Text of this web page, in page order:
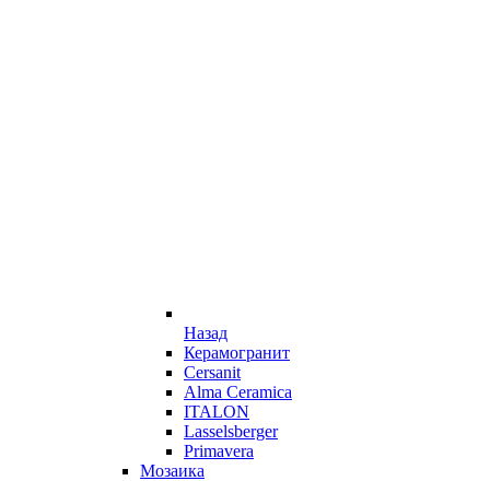
Назад
Керамогранит
Cersanit
Alma Ceramica
ITALON
Lasselsberger
Primavera
Мозаика